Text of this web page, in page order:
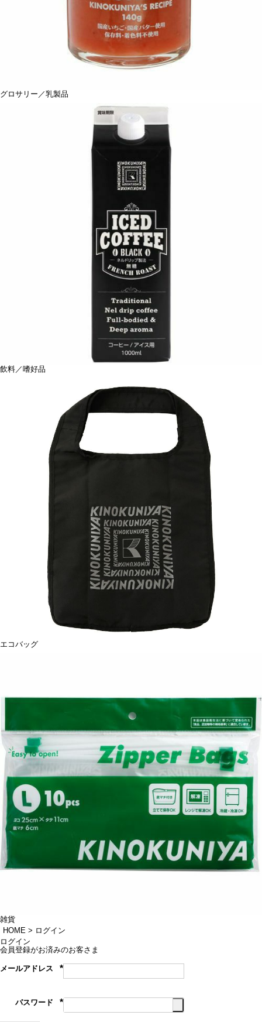
グロサリー／乳製品
飲料／嗜好品
エコバッグ
雑貨
HOME
ログイン
ログイン
会員登録がお済みのお客さま
メールアドレス
(必
パスワード
(必